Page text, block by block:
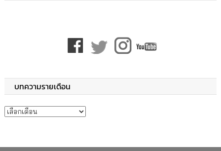
บทความรายเดือน
บทความรายเดือน